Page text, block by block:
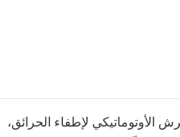
الأوتوماتيكي لإطفاء الحرائق،